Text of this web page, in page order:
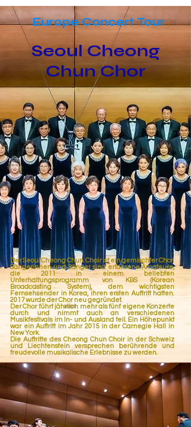
Europe Concert Tour
Seoul Cheong
Chun Chor
Der Seoul Cheong Chun Choir ist ein gemischter Chor.
Sängerinnen und Sänger sind erfahrene Amateure,
die 2011 in einem beliebten
Unterhaltungsprogramm von KBS (Korean
Broadcasting System), dem wichtigsten
Fernsehsender in Korea, ihren ersten Auftritt hatten.
2017 wurde der Chor neu gegründet.
Der Chor führt jährlich mehr als fünf eigene Konzerte
durch und nimmt auch an verschiedenen
Musikfestivals im In- und Ausland teil. Ein Höhepunkt
war ein Auftritt im Jahr 2015 in der Carnegie Hall in
New York.
Die Auftritte des Cheong Chun Choir in der Schweiz
und Liechtenstein versprechen berührende und
freudevolle musikalische Erlebnisse zu werden.